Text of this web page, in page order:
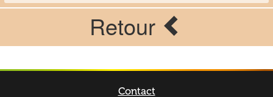
Retour
Contact